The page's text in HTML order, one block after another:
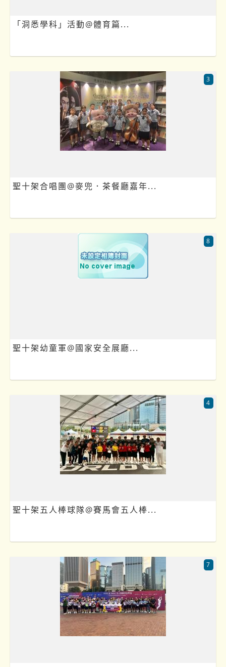
「洞悉學科」活動@體育篇...
聖十架合唱團@麥兜．茶餐廳嘉年...
3
聖十架幼童軍@國家安全展廳...
8
聖十架五人棒球隊@賽馬會五人棒...
4
7